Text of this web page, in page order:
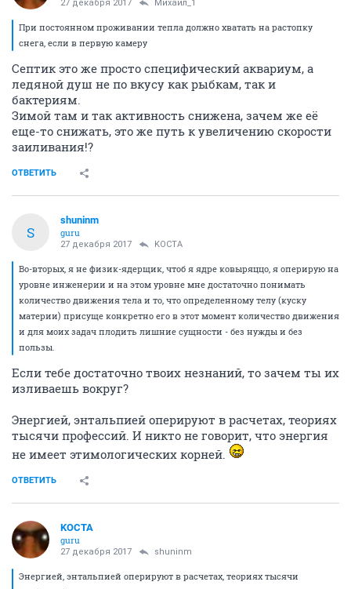
27 декабря 2017 Михаил_1
При постоянном проживании тепла должно хватать на растопку
снега, если в первую камеру
Септик это же просто специфический аквариум, а
ледяной душ не по вкусу как рыбкам, так и
бактериям.
Зимой там и так активность снижена, зачем же её
еще-то снижать, это же путь к увеличению скорости
заиливания!?
ОТВЕТИТЬ
S
shuninm
guru
27 декабря 2017 KOCTA
Во-вторых, я не физик-ядерщик, чтоб я ядре ковыряццо, я оперирую на
уровне инженерии и на этом уровне мне достаточно понимать
количество движения тела и то, что определенному телу (куску
материи) присуще конкретно его в этот момент количество движения
и для моих задач плодить лишние сущности - без нужды и без
пользы.
Если тебе достаточно твоих незнаний, то зачем ты их
изливаешь вокруг?
Энергией, энтальпией оперируют в расчетах, теориях
тысячи профессий. И никто не говорит, что энергия
не имеет этимологических корней.
ОТВЕТИТЬ
KOCTA
guru
27 декабря 2017 shuninm
Энергией, энтальпией оперируют в расчетах, теориях тысячи